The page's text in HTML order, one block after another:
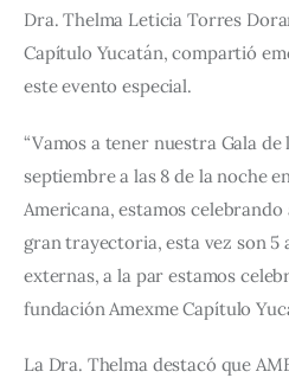
Dra. Thelma Leticia Torres
Capítulo Yucatán, compartió
este evento especial.
“Vamos a tener nuestra Gala
septiembre a las 8 de la noche
Americana, estamos
gran trayectoria, esta vez son 5
externas, a la par estamos
fundación Amexme Capítulo
La Dra. Thelma destacó que